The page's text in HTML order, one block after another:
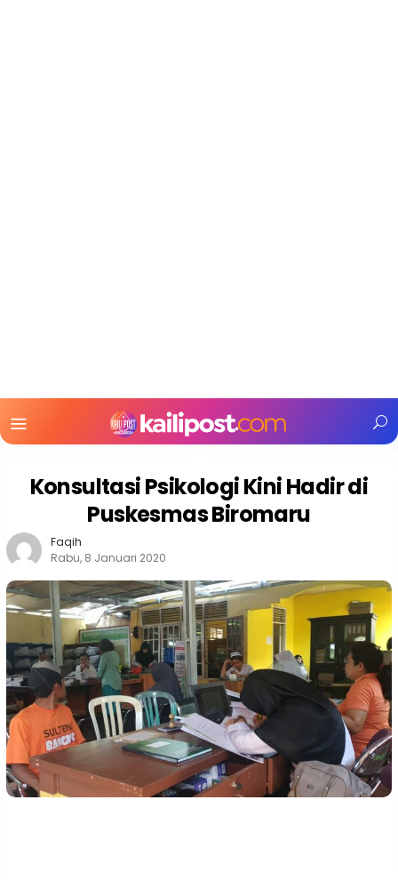
Mobile
Konsultasi Psikologi Kini Hadir di
Puskesmas Biromaru
Faqih
Rabu, 8 Januari 2020